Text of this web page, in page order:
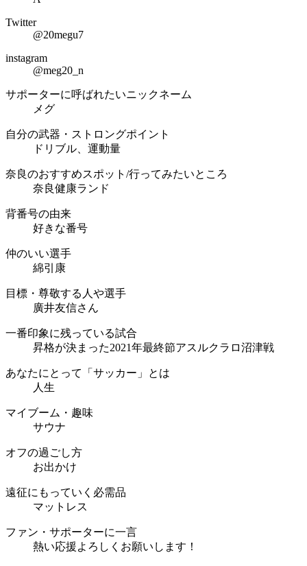
Twitter
@20megu7
instagram
@meg20_n
サポーターに呼ばれたいニックネーム
メグ
自分の武器・ストロングポイント
ドリブル、運動量
奈良のおすすめスポット/行ってみたいところ
奈良健康ランド
背番号の由来
好きな番号
仲のいい選手
綿引康
目標・尊敬する人や選手
廣井友信さん
一番印象に残っている試合
昇格が決まった2021年最終節アスルクラロ沼津戦
あなたにとって「サッカー」とは
人生
マイブーム・趣味
サウナ
オフの過ごし方
お出かけ
遠征にもっていく必需品
マットレス
ファン・サポーターに一言
熱い応援よろしくお願いします！